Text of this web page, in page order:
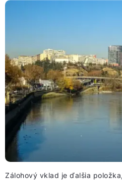
Zálohový vklad je ďalšia